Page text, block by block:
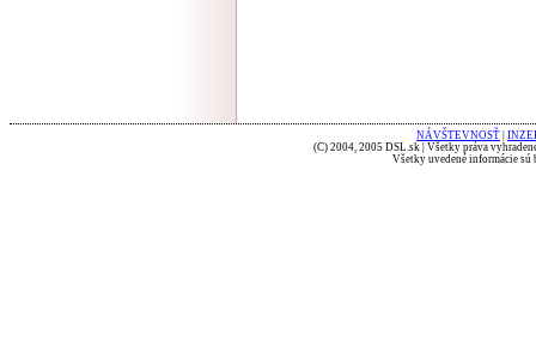
NÁVŠTEVNOSŤ
(C) 2004, 2005 DSL.sk | Všetky práva
Všetky uvedené informácie sú